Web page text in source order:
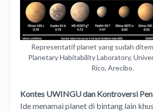
Representatif planet yang sudah
Planetary Habitability Laboratory,
Rico, Arecibo.
Kontes UWINGU dan Kontroversi
Ide menamai planet di bintang lain